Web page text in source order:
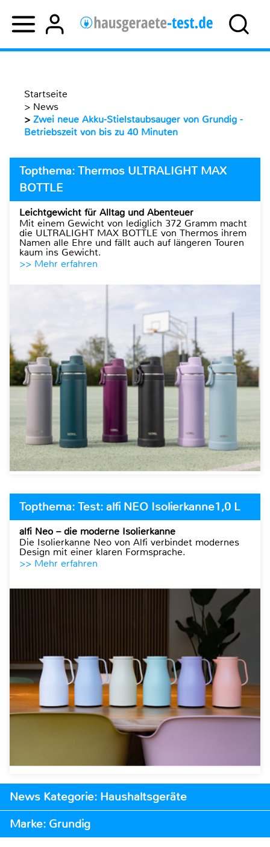
Startseite
> News
> Zwei neue Akku-Stielstaubsauger von Grundig -
Betriebszeit von bis zu 40 Minuten
Topthema: Thermos ULTRALIGHT MAX
BOTTLE
Leichtgewicht für Alltag und Abenteuer
Mit einem Gewicht von lediglich 372 Gramm macht
die ULTRALIGHT MAX BOTTLE von Thermos ihrem
Namen alle Ehre und fällt auch auf längeren Touren
kaum ins Gewicht.
>> Mehr erfahren
Topthema: Test: alfi NEO Isolierkanne1,0 L
alfi Neo – die moderne Isolierkanne
Die Isolierkanne Neo von Alfi verbindet modernes
Design mit einer klaren Formsprache.
>> Mehr erfahren
News Kategorie: Haushaltsgeräte
Marke: Grundig